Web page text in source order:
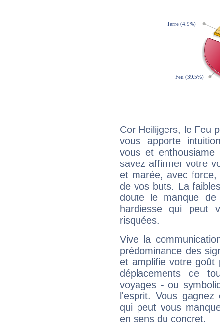
Cor Heilijgers, le Feu
vous apporte
vous et
savez affirmer votre
et marée, avec
de vos buts. La
doute le manque
hardiesse qui peut
risquées.
Vive la
prédominance des
et amplifie votre goût
déplacements de
voyages - ou
l'esprit. Vous
qui peut vous
en sens du concret.